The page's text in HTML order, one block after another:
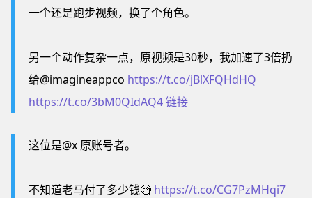
一个还是跑步视频，换了个角色。
另一个动作复杂一点，原视频是30秒，我加速了3倍扔
给@imagineappco https://t.co/jBlXFQHdHQ
https://t.co/3bM0QIdAQ4链接
这位是@x 原账号者。
不知道老马付了多少钱🧐 https://t.co/CG7PzMHqi7